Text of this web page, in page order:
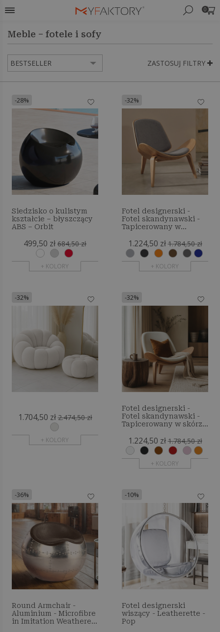
0
Meble – fotele i sofy
ZASTOSUJ FILTRY
-28%
Siedzisko o kulistym
kształcie – błyszczący
ABS – Orbit
499,50 zł 684,50 zł
+ KOLORY
-32%
Fotel designerski -
Fotel skandynawski -
Tapicerowany w
1.224,50 zł 1.784,50 zł
+ KOLORY
-32%
1.704,50 zł 2.474,50 zł
+ KOLORY
-32%
Fotel designerski -
Fotel skandynawski -
Tapicerowany w skórze
1.224,50 zł 1.784,50 zł
+ KOLORY
-36%
Round Armchair -
Aluminium - Microfibre
in Imitation Weathered
-10%
Fotel designerski
wiszący - Leatherette -
Pop